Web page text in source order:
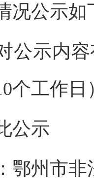
况公示
公示内
个工作
公示
鄂州市